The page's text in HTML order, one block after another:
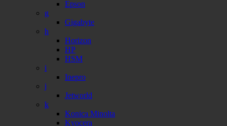
Epson
g
Gigabyte
h
Horizon
HP
HSM
i
Inepro
j
Jetworld
k
Konica Minolta
Kyocera